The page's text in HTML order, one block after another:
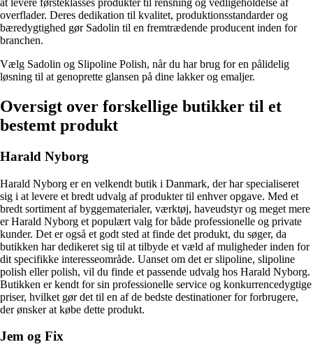
at levere førsteklasses produkter til rensning og vedligeholdelse af
overflader. Deres dedikation til kvalitet, produktionsstandarder og
bæredygtighed gør Sadolin til en fremtrædende producent inden for
branchen.
Vælg Sadolin og Slipoline Polish, når du har brug for en pålidelig
løsning til at genoprette glansen på dine lakker og emaljer.
Oversigt over forskellige butikker til et
bestemt produkt
Harald Nyborg
Harald Nyborg er en velkendt butik i Danmark, der har specialiseret
sig i at levere et bredt udvalg af produkter til enhver opgave. Med et
bredt sortiment af byggematerialer, værktøj, haveudstyr og meget mere
er Harald Nyborg et populært valg for både professionelle og private
kunder. Det er også et godt sted at finde det produkt, du søger, da
butikken har dedikeret sig til at tilbyde et væld af muligheder inden for
dit specifikke interesseområde. Uanset om det er slipoline, slipoline
polish eller polish, vil du finde et passende udvalg hos Harald Nyborg.
Butikken er kendt for sin professionelle service og konkurrencedygtige
priser, hvilket gør det til en af ​​de bedste destinationer for forbrugere,
der ønsker at købe dette produkt.
Jem og Fix